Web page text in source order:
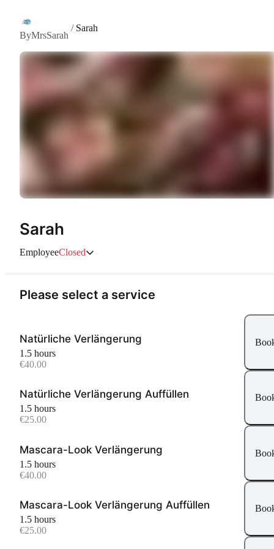
ByMrsSarah
/ Sarah
Sarah
EmployeeClosed
Please select a service
Natürliche Verlängerung
1.5 hours
€40.00
Natürliche Verlängerung Auffüllen
1.5 hours
€25.00
Mascara-Look Verlängerung
1.5 hours
€40.00
Mascara-Look Verlängerung Auffüllen
1.5 hours
€25.00